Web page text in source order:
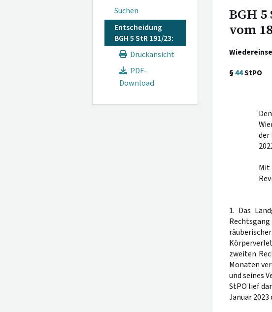
Suchen
Entscheidung
BGH 5 StR 191/23:
Druckansicht
PDF-
Download
BGH 5
vom
§44StPO
der
Mit
1. Das
zweiten
Monaten
und seines
StPO lief
Januar